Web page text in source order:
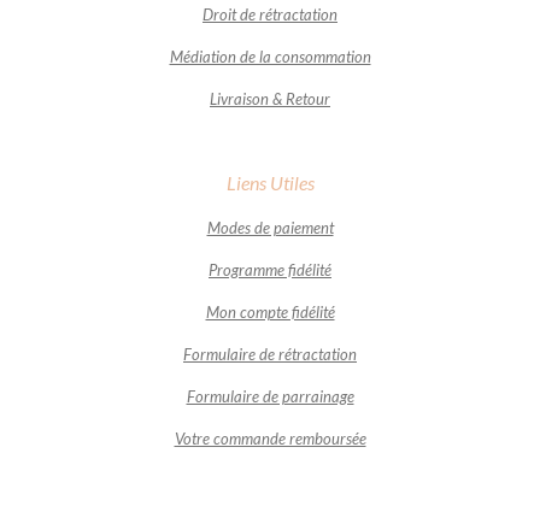
Droit de rétractation
Médiation de la consommation
Livraison & Retour
Liens Utiles
Modes de paiement
Programme fidélité
Mon compte fidélité
Formulaire de rétractation
Formulaire de parrainage
Votre commande remboursée